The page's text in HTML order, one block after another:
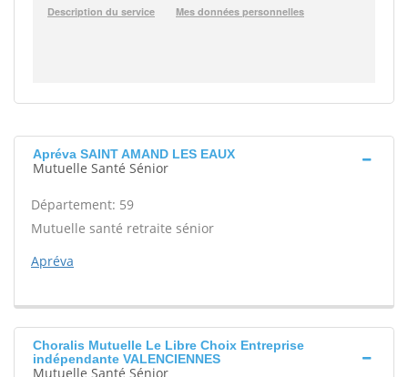
Apréva SAINT AMAND LES EAUX
Mutuelle Santé Sénior
Département: 59
Mutuelle santé retraite sénior
Apréva
Choralis Mutuelle Le Libre Choix Entreprise
indépendante VALENCIENNES
Mutuelle Santé Sénior